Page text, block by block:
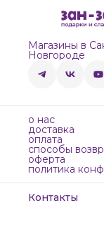
Магазины в
Новгороде
о нас
доставка
оплата
способы
оферта
политика
Контакты